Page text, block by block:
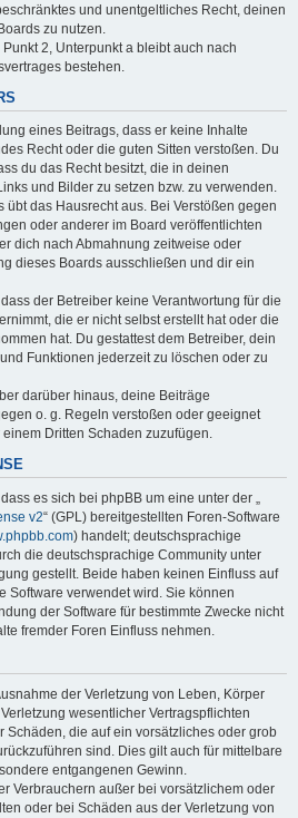
und unentgeltliches Recht, deinen
zu nutzen.
2, Unterpunkt a bleibt auch nach
bestehen.
eines Beitrags, dass er keine Inhalte
Recht oder die guten Sitten verstoßen. Du
du das Recht besitzt, die in deinen
und Bilder zu setzen bzw. zu verwenden.
übt das Hausrecht aus. Bei Verstößen gegen
oder anderer im Board veröffentlichten
dich nach Abmahnung zeitweise oder
dieses Boards ausschließen und dir ein
der Betreiber keine Verantwortung für die
die er nicht selbst erstellt hat oder die
hat. Du gestattest dem Betreiber, dein
Funktionen jederzeit zu löschen oder zu
darüber hinaus, deine Beiträge
o. g. Regeln verstoßen oder geeignet
Dritten Schaden zuzufügen.
es sich bei phpBB um eine unter der „
v2“ (GPL) bereitgestellten Foren-Software
) handelt; deutschsprachige
die deutschsprachige Community unter
gestellt. Beide haben keinen Einfluss auf
Software verwendet wird. Sie können
der Software für bestimmte Zwecke nicht
fremder Foren Einfluss nehmen.
der Verletzung von Leben, Körper
wesentlicher Vertragspflichten
Schäden, die auf ein vorsätzliches oder grob
sind. Dies gilt auch für mittelbare
entgangenen Gewinn.
Verbrauchern außer bei vorsätzlichem oder
oder bei Schäden aus der Verletzung von